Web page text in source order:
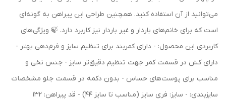
می‌توانید از آن استفاده کنید. همچنین طراحی این پیراهن به گونه‌ای
است که برای خانم‌های باردار و غیر باردار نیز کاربرد دارد. 🍃 ویژگی‌های
کاربردی این محصول: - دارای کمربند برای تنظیم سایز و فرم‌دهی بهتر -
دارای کش در قسمت کمر جهت تنظیم دقیق‌تر سایز - جنس نخی و
مناسب برای پوست‌های حساس - بدون دکمه در قسمت جلو مشخصات
سایزبندی: - سایز: فری سایز (مناسب تا سایز 44) - قد پیراهن: 132